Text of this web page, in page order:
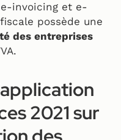
e-invoicing et e-
possède une
des entreprises
2021 sur